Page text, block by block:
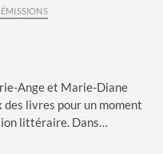
ÉMISSIONS
Ange et Marie-Diane
livres pour un moment
littéraire. Dans…